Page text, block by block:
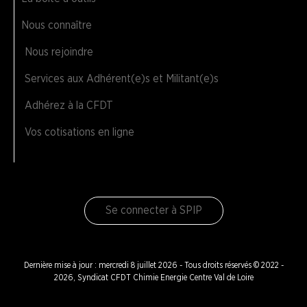
AGENDA
Pourquoi
adhérer ?
Nous connaître
Nous rejoindre
Services aux Adhérent(e)s et Militant(e)s
Adhérez à la CFDT
Vos cotisations en ligne
Se connecter à SPIP
Dernière mise à jour : mercredi 8 juillet 2026 - Tous droits réservés © 2022 -
2026, Syndicat CFDT Chimie Energie Centre Val de Loire